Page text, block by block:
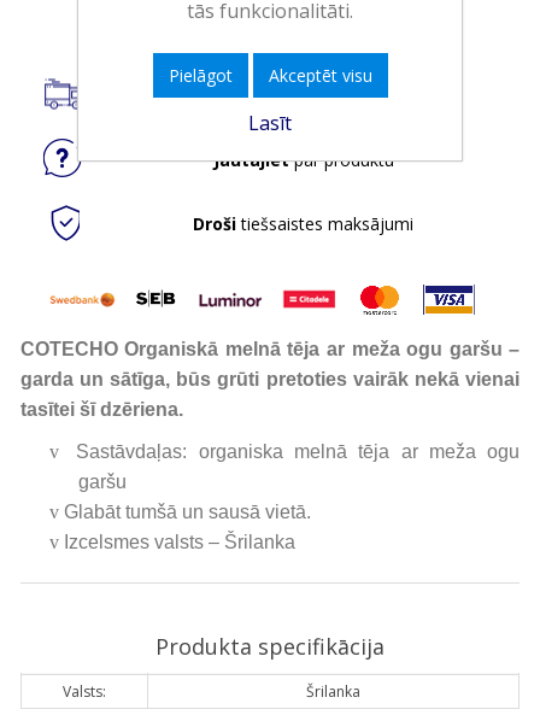
Piegāde visā Latvijā.
Jautājietpar produktu
Drošitiešsaistes maksājumi
COTECHO Organiskā melnā tēja ar meža ogu garšu –
garda un sātīga, būs grūti pretoties vairāk nekā vienai
tasītei šī dzēriena.
v
Sastāvdaļas: organiska melnā tēja ar meža ogu
garšu
v Glabāt tumšā un sausā vietā.
v Izcelsmes valsts – Šrilanka
Produkta specifikācija
Valsts:
Šrilanka
tās funkcionalitāti.
Pielāgot Akceptēt visu
Lasīt